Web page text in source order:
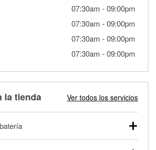
07:30am -09:00pm
07:30am -09:00pm
07:30am -09:00pm
07:30am -09:00pm
la tienda Ver todos los servicios